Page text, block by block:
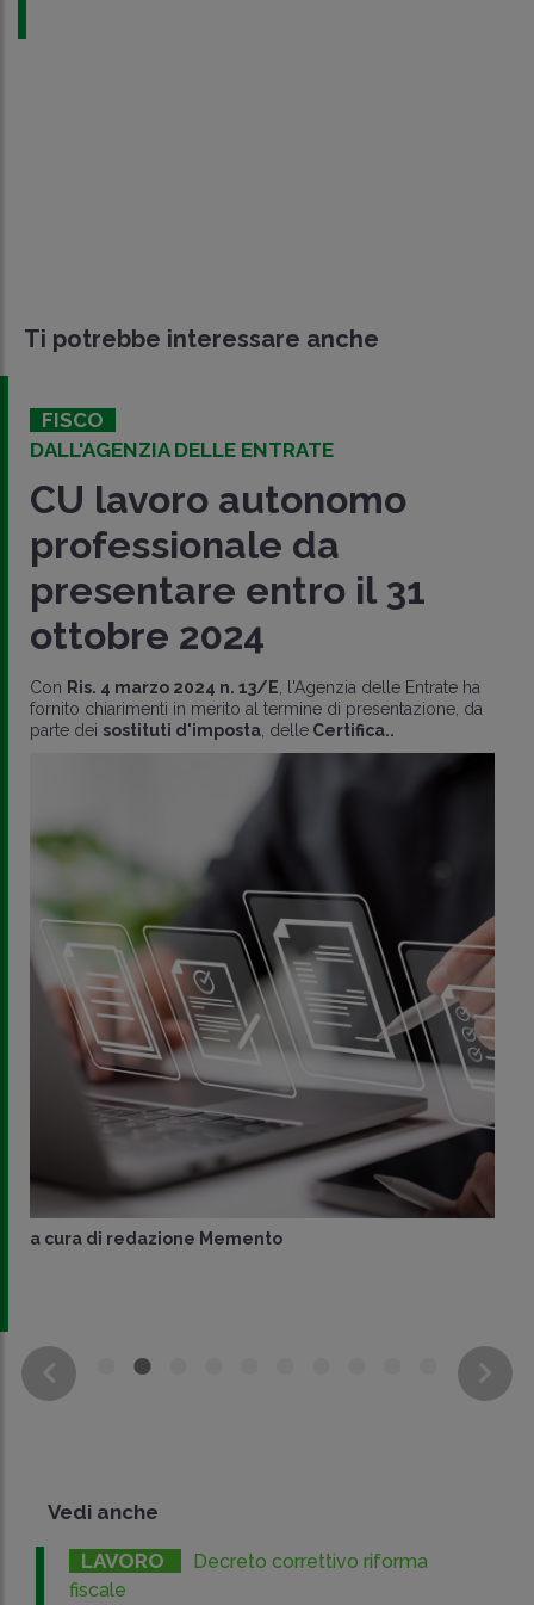
Ti potrebbe interessare anche
FISCO
DALL'AGENZIA DELLE ENTRATE
CU lavoro autonomo
professionale da
presentare entro il 31
ottobre 2024
Con Ris. 4 marzo 2024 n. 13/E, l'Agenzia delle Entrate ha
fornito chiarimenti in merito al termine di presentazione, da
parte dei sostituti d'imposta, delle Certifica..
a cura di redazione Memento
Vedi anche
LAVORO
Decreto correttivo riforma
fiscale